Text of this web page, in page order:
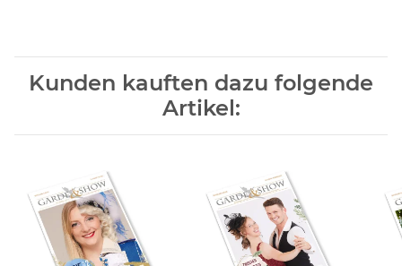
Kunden kauften dazu folgende
Artikel: